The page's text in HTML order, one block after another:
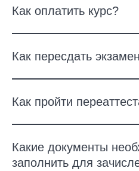
Как оплатить курс?
Как пересдать
Как пройти
Какие документы
заполнить для